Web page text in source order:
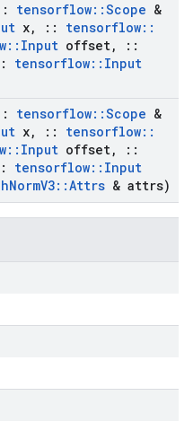
tensorflow::Scope &
x, :: tensorflow::
:: Input offset,
::
tensorflow:: Input
tensorflow::Scope &
x, :: tensorflow::
:: Input offset,
::
tensorflow:: Input
NormV3::Attrs & attrs)